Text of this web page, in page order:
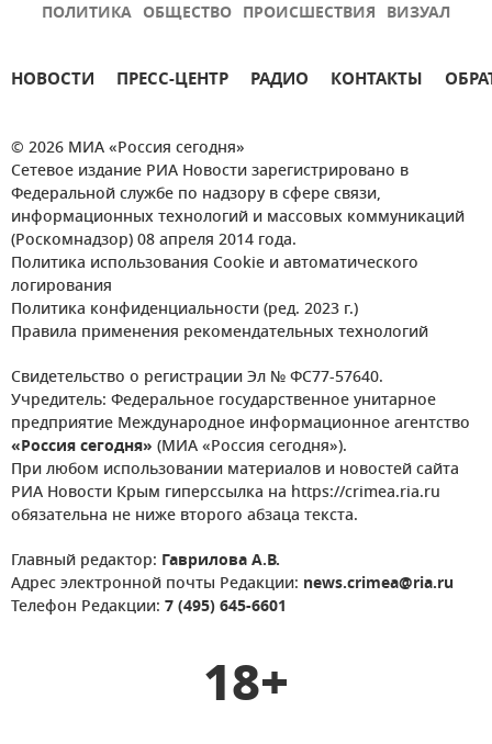
ПОЛИТИКА ОБЩЕСТВО ПРОИСШЕСТВИЯ ВИЗУАЛ
НОВОСТИ ПРЕСС-ЦЕНТР РАДИО КОНТАКТЫ
© 2026 МИА «Россия сегодня»
Сетевое издание РИА Новости зарегистрировано в
Федеральной службе по надзору в сфере связи,
информационных технологий и массовых коммуникаций
(Роскомнадзор) 08 апреля 2014 года.
Политика использования Cookie и автоматического
логирования
Политика конфиденциальности (ред. 2023 г.)
Правила применения рекомендательных технологий
Свидетельство о регистрации Эл № ФС77-57640.
Учредитель: Федеральное государственное унитарное
предприятие Международное информационное агентство
«Россия сегодня» (МИА «Россия сегодня»).
При любом использовании материалов и новостей сайта
РИА Новости Крым гиперссылка на https://crimea.ria.ru
обязательна не ниже второго абзаца текста.
Главный редактор: Гаврилова А.В.
Адрес электронной почты Редакции: news.crimea@ria.ru
Телефон Редакции: 7 (495) 645-6601
18+